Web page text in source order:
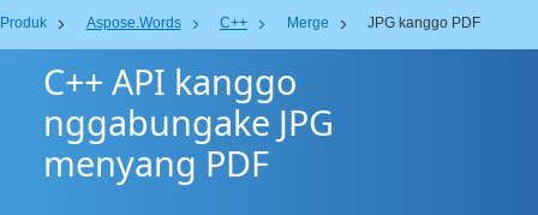
Produk Aspose.Words C++ Merge JPG kanggo PDF
C++ API kanggo
nggabungake JPG
menyang PDF